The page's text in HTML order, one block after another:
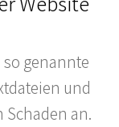
genannte
und
an.